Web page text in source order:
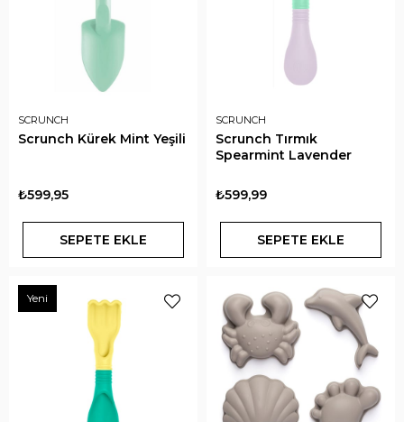
SCRUNCH
Scrunch Kürek Mint Yeşili
₺599,95
SEPETE EKLE
SCRUNCH
Scrunch Tırmık
Spearmint Lavender
₺599,99
SEPETE EKLE
Yeni